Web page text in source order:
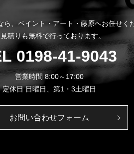
、 ペイント・アート・藤原へお任せく
積りも無料で行っております。
0198-41-9043
営業時間 8:00～17:00
定休日 日曜日、第1・3土曜日
お問い合わせフォーム